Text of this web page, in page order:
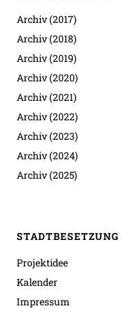
Archiv (2017)
Archiv (2018)
Archiv (2019)
Archiv (2020)
Archiv (2021)
Archiv (2022)
Archiv (2023)
Archiv (2024)
Archiv (2025)
STADTBESETZUNG
Projektidee
Kalender
Impressum